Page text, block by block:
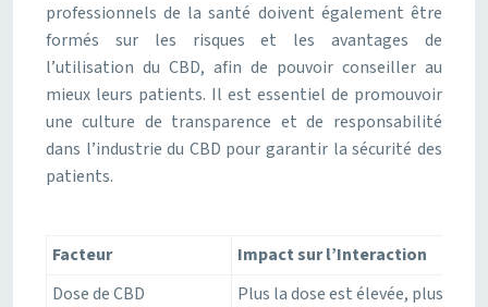
professionnels de la santé doivent également être
formés sur les risques et les avantages de
l’utilisation du CBD, afin de pouvoir conseiller au
mieux leurs patients. Il est essentiel de promouvoir
une culture de transparence et de responsabilité
dans l’industrie du CBD pour garantir la sécurité des
patients.
Facteur
Impact sur l’Interaction
Dose de CBD
Plus la dose est élevée, plus le